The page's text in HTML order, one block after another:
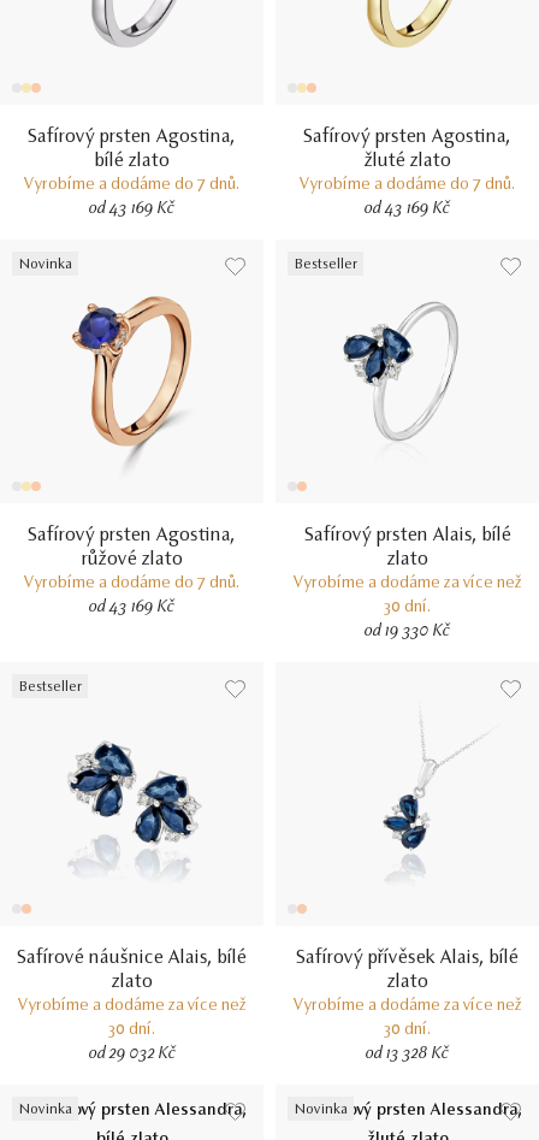
Safírový prsten Agostina,
bílé zlato
Vyrobíme a dodáme do 7 dnů.
od 43 169 Kč
Safírový prsten Agostina,
žluté zlato
Vyrobíme a dodáme do 7 dnů.
od 43 169 Kč
Novinka
Safírový prsten Agostina,
růžové zlato
Vyrobíme a dodáme do 7 dnů.
od 43 169 Kč
Bestseller
Safírový prsten Alais, bílé
zlato
Vyrobíme a dodáme za více než
30 dní.
od 19 330 Kč
Bestseller
Safírové náušnice Alais, bílé
zlato
Vyrobíme a dodáme za více než
30 dní.
od 29 032 Kč
Safírový přívěsek Alais, bílé
zlato
Vyrobíme a dodáme za více než
30 dní.
od 13 328 Kč
Novinka Novinka